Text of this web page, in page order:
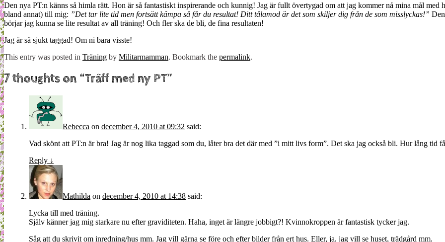
Den nya PT:n känns så himla rätt. Hon är så fantastiskt inspirerande och kunnig! Jag är fullt övertygad om att jag kommer nå mina mål med
bland annat) till mig: ”Det tar lite tid men fortsätt kämpa så får du resultat! Ditt tålamod är det som skiljer dig från de som misslyckas!”
börjar jag kunna se lite resultat av all träning! Och fler ska de bli, de fina resultaten!
Jag är så sjukt taggad! Om ni bara visste!
This entry was posted in Träning by Militarmamman. Bookmark the permalink.
7 thoughts on “Träff med ny PT”
Rebecca on december 4, 2010 at 09:32 said:
Vad skönt att PT:n är bra! Jag är nog lika taggad som du, låter bra det där med ”i mitt livs form”. Det ska jag också bli. Hur lång tid
Reply ↓
Mathilda on december 4, 2010 at 14:38 said:
Lycka till med träning.
Själv känner jag mig starkare nu efter graviditeten. Haha, inget är längre jobbigt?! Kvinnokroppen är fantastisk tycker jag.
Såg att du skrivit om inredning/hus mm. Jag vill gärna se före och efter bilder från ert hus. Eller, ja, jag vill se huset, trädgård mm.